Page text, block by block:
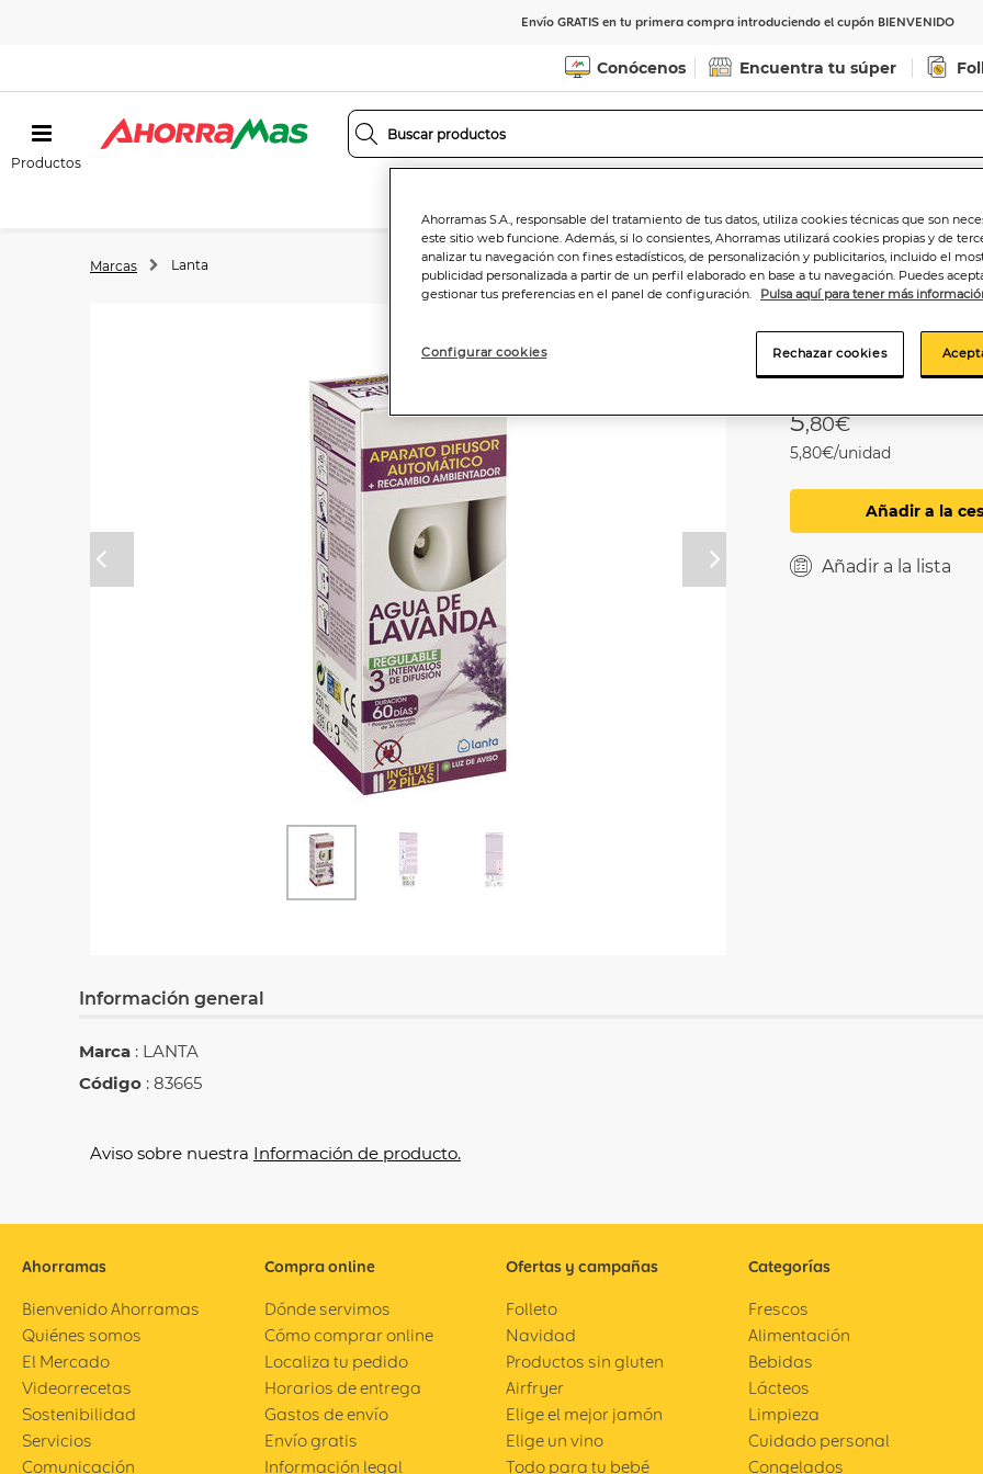
Envío GRATIS en tu primera compra introduciendo el cupón BIENVENIDO
Conócenos Encuentra tu súper
Productos
Marcas Lanta
Anterior Próximo
250ml lavanda
5,80€
5,80€/unidad
Añadir a la
Añadir a la lista
Información general
Marca : LANTA
Código : 83665
Aviso sobre nuestra Información de producto.
Ahorramas
Bienvenido Ahorramas
Quiénes somos
El Mercado
Videorrecetas
Sostenibilidad
Servicios
Comunicación
Compra online
Dónde servimos
Cómo comprar online
Localiza tu pedido
Horarios de entrega
Gastos de envío
Envío gratis
Información legal
Ofertas y campañas
Folleto
Navidad
Productos sin gluten
Airfryer
Elige el mejor jamón
Elige un vino
Todo para tu bebé
Categorías
Frescos
Alimentación
Bebidas
Lácteos
Limpieza
Cuidado personal
Congelados
Ahorramas S.A., responsable del tratamiento de tus datos, utiliza cookies técnicas que son
este sitio web funcione. Además, si lo consientes, Ahorramas utilizará cookies propias y de
analizar tu navegación con fines estadísticos, de personalización y publicitarios, incluido el
publicidad personalizada a partir de un perfil elaborado en base a tu navegación. Puedes
gestionar tus preferencias en el panel de configuración.
Pulsa aquí para tener más
Configurar cookies Rechazar cookies